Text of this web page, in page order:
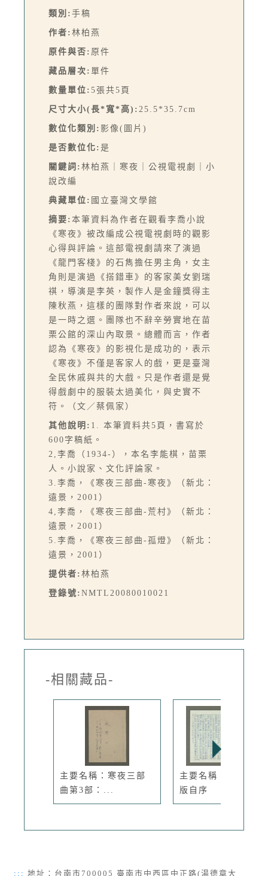
類別: 手稿
作者: 林柏燕
原件與否: 原件
藏品層次: 單件
數量單位: 5張共5頁
尺寸大小(長*寬*高): 25.5*35.7cm
數位化類別: 影像(圖片)
是否數位化: 是
關鍵詞: 林柏燕｜寒夜｜公視電視劇｜小
說改編
典藏單位: 國立臺灣文學館
摘要: 本筆資料為作者在觀看李喬小說
《寒夜》被改編成公視電視劇時的觀影
心得與評論。這部電視劇請來了演過
《龍門客棧》的石雋擔任男主角，女主
角則是演過《搭錯車》的客家美女劉瑞
祺，導演是李英，製作人是金鐘獎得主
陳秋燕，這樣的團隊對作者來說，可以
是一時之選。團隊也不辭辛勞實地在苗
栗公館的深山內取景。總體而言，作者
認為《寒夜》的影視化是成功的，表示
《寒夜》不僅是客家人的戲，更是臺灣
全民休戚與共的大戲。只是作者還是覺
得戲劇中的服裝太過美化，與史實不
符。（文／蔡佩家）
其他說明: 1. 本筆資料共5頁，書寫於
600字稿紙。
2,李喬（1934-），本名李能棋，苗栗
人。小說家、文化評論家。
3.李喬，《寒夜三部曲-寒夜》（新北：
遠景，2001）
4,李喬，《寒夜三部曲-荒村》（新北：
遠景，2001）
5.李喬，《寒夜三部曲-孤燈》（新北：
遠景，2001）
提供者: 林柏燕
登錄號: NMTL20080010021
-相關藏品-
主要名稱：寒夜三部
曲第3部：...
主要名稱：風飛沙出
版自序
::: 地址：台南市700005 臺南市中西區中正路(湯德章大